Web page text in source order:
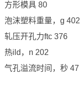
方形模具 80
泡沫塑料重量，g 402
轧压开孔力ftc 376
热ild，n 202
气孔溢流时间，秒 47